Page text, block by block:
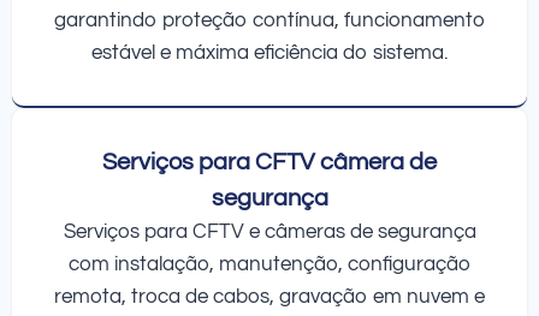
garantindo proteção contínua, funcionamento
estável e máxima eficiência do sistema.
Serviços para CFTV câmera de
segurança
Serviços para CFTV e câmeras de segurança
com instalação, manutenção, configuração
remota, troca de cabos, gravação em nuvem e